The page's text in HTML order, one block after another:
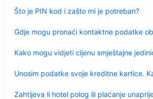
Što je PIN kod i zašto mi je potreban?
Sažeto
Gdje mogu pronaći kontaktne podatke
Kako mogu vidjeti cijenu smještajne
Unosim podatke svoje kreditne kartice.
Zahtijeva li hotel polog ili plaćanje